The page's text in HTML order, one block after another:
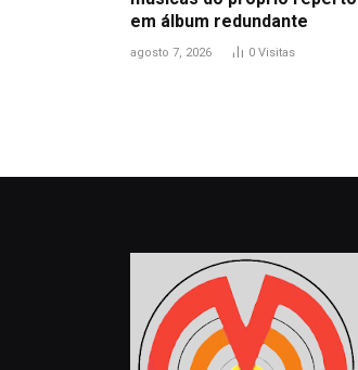
em álbum redundante
agosto 7, 2026 0 Visitas